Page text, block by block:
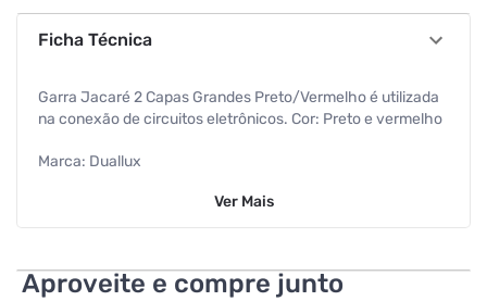
Ficha Técnica
Garra Jacaré 2 Capas Grandes Preto/Vermelho é utilizada
na conexão de circuitos eletrônicos. Cor: Preto e vermelho
Marca: Duallux
Comprimento da garra: 4,8 centímetros
Abertura da garra: 1,2 centímetros
Ver Mais
Aproveite e compre junto